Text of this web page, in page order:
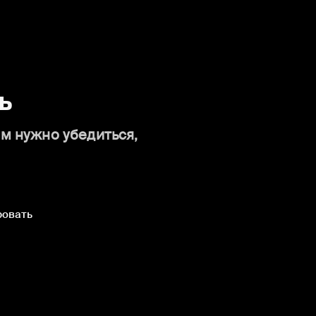
нужно убедиться,